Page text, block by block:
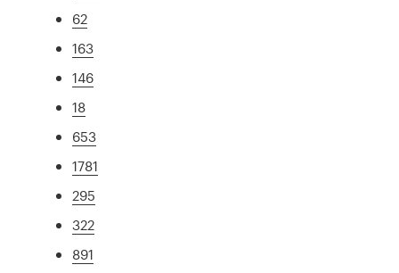
62
163
146
18
653
1781
295
322
891